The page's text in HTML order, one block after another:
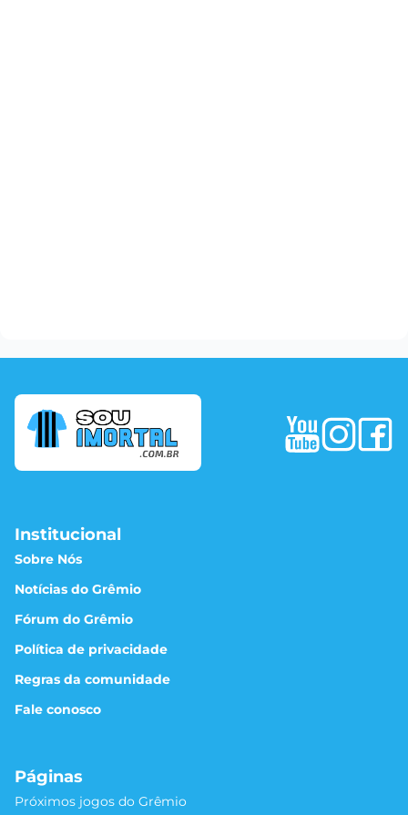
Institucional
Sobre Nós
Notícias do Grêmio
Fórum do Grêmio
Política de privacidade
Regras da comunidade
Fale conosco
Páginas
Próximos jogos do Grêmio